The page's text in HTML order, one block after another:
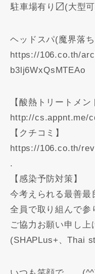
駐車場有り〼(大型
ヘッドスパ(魔界落
https://106.co.th/
b3lj6WxQsMTEAo
【酸熱トリートメン
http://cs.appnt.me/
【クチコミ】
https://106.co.th/
.
【感染予防対策】
今考えられる最善最
全員で取り組んで参
ご協力お願い申し上
(SHAPLus+、Thai